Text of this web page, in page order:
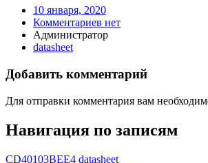
10 января, 2020
Комментариев нет
Администратор
datasheet
Добавить комментарий
Для отправки комментария вам
Навигация по записям
CD40103BEE4 datasheet